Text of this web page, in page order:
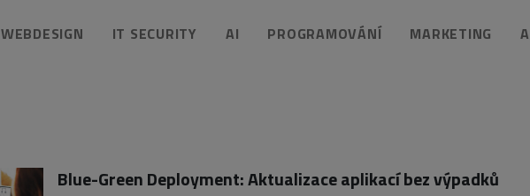
WEBDESIGN IT SECURITY AI PROGRAMOVÁNÍ MARKETING
Blue-Green Deployment: Aktualizace aplikací bez výpadků